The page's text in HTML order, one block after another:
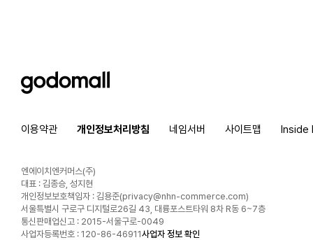
godomall
이용약관 개인정보처리방침 네임서버 사이트맵 Inside
엔에이치엔커머스(주)
대표 : 김종승, 성지현
개인정보보호책임자 : 김용준(privacy@nhn-commerce.com)
서울특별시 구로구 디지털로26길 43, 대륭포스트타워 8차 R동 6~7층
통신판매업신고 : 2015-서울구로-0049
사업자등록번호 : 120-86-46911사업자 정보 확인